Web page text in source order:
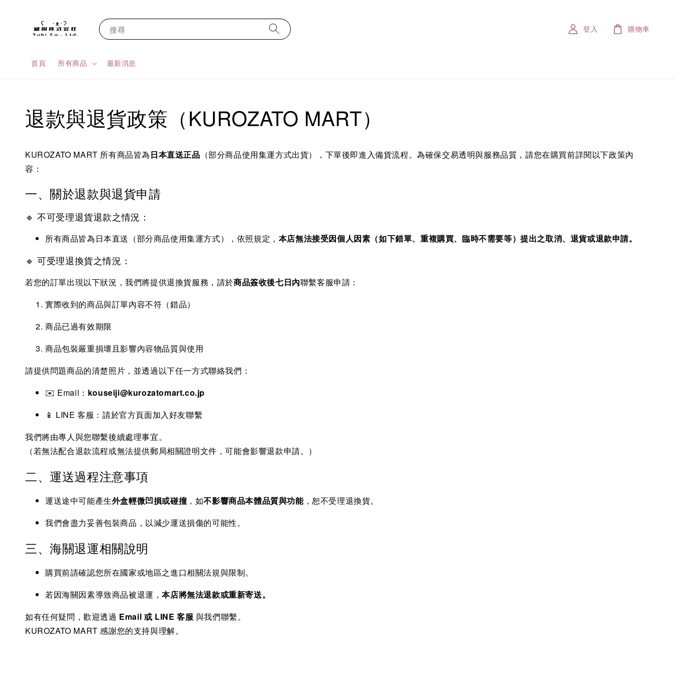
搜尋
首頁 所有商品 最新消息
登入 購物車
退款與退貨政策（KUROZATO MART）
KUROZATO MART 所有商品皆為日本直送正品 （部分商品使用集運方式出貨），下單後即進入備貨流程。為確保交易透明與服務品質，請您在購買前詳閱以下政策內
容：
一、關於退款與退貨申請
🔹 不可受理退貨退款之情況：
所有商品皆為日本直送（部分商品使用集運方式），依照規定， 本店無法接受因個人因素（如下錯單、重複購買、臨時不需要等）提出之取消、退貨或退款申請。
🔹 可受理退換貨之情況：
若您的訂單出現以下狀況，我們將提供退換貨服務，請於商品簽收後七日內聯繫客服申請：
實際收到的商品與訂單內容不符（錯品）
商品已過有效期限
商品包裝嚴重損壞且影響內容物品質與使用
請提供問題商品的清楚照片，並透過以下任一方式聯絡我們：
✉️ Email： kouseiji@kurozatomart.co.jp
📱 LINE 客服：請於官方頁面加入好友聯繫
我們將由專人與您聯繫後續處理事宜。
（若無法配合退款流程或無法提供郵局相關證明文件，可能會影響退款申請。）
二、運送過程注意事項
運送途中可能產生外盒輕微凹損或碰撞 ，如不影響商品本體品質與功能，恕不受理退換貨。
我們會盡力妥善包裝商品，以減少運送損傷的可能性。
三、海關退運相關說明
購買前請確認您所在國家或地區之進口相關法規與限制。
若因海關因素導致商品被退運，本店將無法退款或重新寄送。
如有任何疑問，歡迎透過 Email 或 LINE 客服 與我們聯繫。
KUROZATO MART 感謝您的支持與理解。